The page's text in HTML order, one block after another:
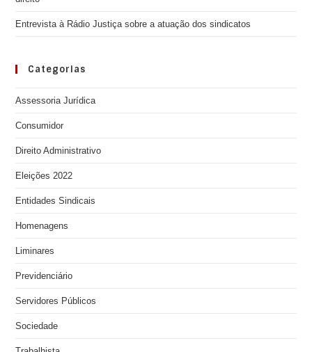
Entrevista à Rádio Justiça sobre a atuação dos sindicatos
Categorias
Assessoria Jurídica
Consumidor
Direito Administrativo
Eleições 2022
Entidades Sindicais
Homenagens
Liminares
Previdenciário
Servidores Públicos
Sociedade